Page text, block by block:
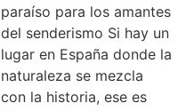
paraíso para los amantes
del senderismo Si hay un
lugar en España donde la
naturaleza se mezcla
con la historia, ese es